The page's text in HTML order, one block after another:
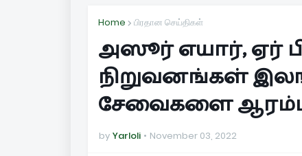
Home பிரதான செய்திகள்
அஸூர் எயார், ஏர்
நிறுவனங்கள்
சேவைகளை
by Yarloli November 03, 2022